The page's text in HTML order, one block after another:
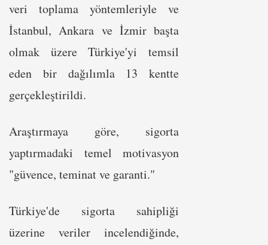
veri toplama yöntemleriyle ve
İstanbul, Ankara ve İzmir başta
olmak üzere Türkiye'yi temsil
eden bir dağılımla 13 kentte
gerçekleştirildi.
Araştırmaya göre, sigorta
yaptırmadaki temel motivasyon
"güvence, teminat ve garanti."
Türkiye'de sigorta sahipliği
üzerine veriler incelendiğinde,